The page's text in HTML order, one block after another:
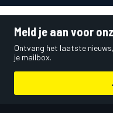
Meld je aan voor
Ontvang het laatste
je mailbox.